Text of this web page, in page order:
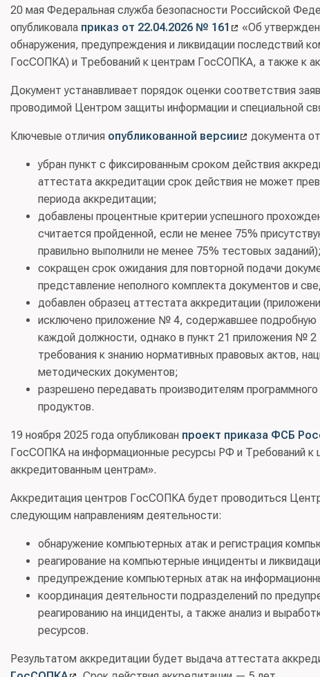
20 мая Федеральная служба безопасности Российской
опубликовала приказ от 22.04.2026 № 161
«Об
обнаружения, предупреждения и ликвидации последствий
ГосСОПКА) и Требований к центрам ГосСОПКА, а также к
Документ устанавливает порядок оценки соответствия
проводимой Центром защиты информации и специальной
Ключевые отличия опубликованной версии документа от
убран пункт с фиксированным сроком действия
аттестата аккредитации срок действия не может
периода аккредитации;
добавлены процентные критерии успешного
считается пройденной, если не менее 75%
правильно выполнили не менее 75% тестовых заданий);
сокращен срок ожидания для повторной подачи
представление неполного комплекта документов и
добавлен образец аттестата аккредитации
исключено приложение № 4, содержавшее подробную
каждой должности, однако в пункт 21 приложения №
требования к знанию нормативных правовых актов,
методических документов;
разрешено передавать производителям
продуктов.
19 ноября 2025 года опубликован проект приказа ФСБ
ГосСОПКА на информационные ресурсы РФ и Требований
аккредитованным центрам».
Аккредитация центров ГосСОПКА будет проводиться
следующим направлениям деятельности:
обнаружение компьютерных атак и регистрация
реагирование на компьютерные инциденты и
предупреждение компьютерных атак на
координация деятельности подразделений по
реагированию на инциденты, а также анализ и
ресурсов.
Результатом аккредитации будет выдача аттестата